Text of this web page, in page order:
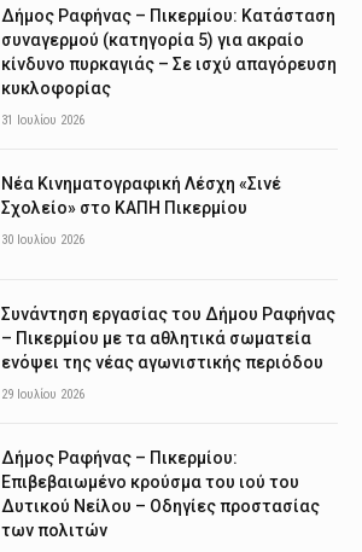
Δήμος Ραφήνας – Πικερμίου: Κατάσταση
συναγερμού (κατηγορία 5) για ακραίο
κίνδυνο πυρκαγιάς – Σε ισχύ απαγόρευση
κυκλοφορίας
31 Ιουλίου 2026
Νέα Κινηματογραφική Λέσχη «Σινέ
Σχολείο» στο ΚΑΠΗ Πικερμίου
30 Ιουλίου 2026
Συνάντηση εργασίας του Δήμου Ραφήνας
– Πικερμίου με τα αθλητικά σωματεία
ενόψει της νέας αγωνιστικής περιόδου
29 Ιουλίου 2026
Δήμος Ραφήνας – Πικερμίου:
Επιβεβαιωμένο κρούσμα του ιού του
Δυτικού Νείλου – Οδηγίες προστασίας
των πολιτών